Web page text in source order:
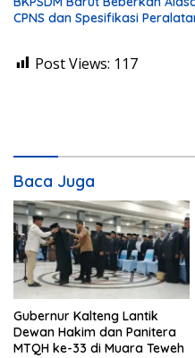
CPNS dan Spesifikasi
Post Views: 117
Baca Juga
Gubernur Kalteng Lantik
Dewan Hakim dan Panitera
MTQH ke-33 di Muara Teweh